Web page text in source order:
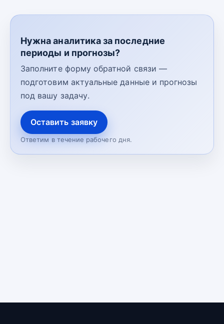
Нужна аналитика за последние
периоды и прогнозы?
Заполните форму обратной связи —
подготовим актуальные данные и прогнозы
под вашу задачу.
Оставить заявку
Ответим в течение рабочего дня.